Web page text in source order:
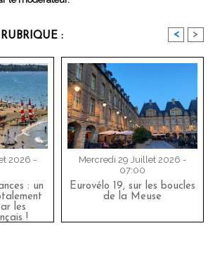
: < >
2026 -
: un
les
!
Mercredi 29 Juillet 2026 -
07:00
Eurovélo 19, sur les boucles
de la Meuse